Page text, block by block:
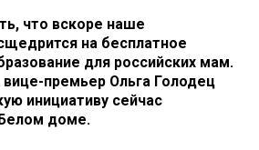
что вскоре наше
на бесплатное
для российских мам.
премьер Ольга Голодец
инициативу сейчас
доме.